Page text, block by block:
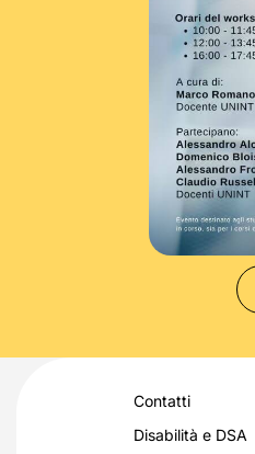
Contatti
Disabilità e DSA